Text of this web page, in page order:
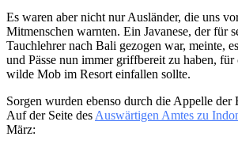
Es waren aber nicht nur Ausländer, die uns
Mitmenschen warnten. Ein Javanese, der für
Tauchlehrer nach Bali gezogen war, meinte,
und Pässe nun immer griffbereit zu haben, für
wilde Mob im Resort einfallen sollte.
Sorgen wurden ebenso durch die Appelle der
Auf der Seite des Auswärtigen Amtes zu
März: